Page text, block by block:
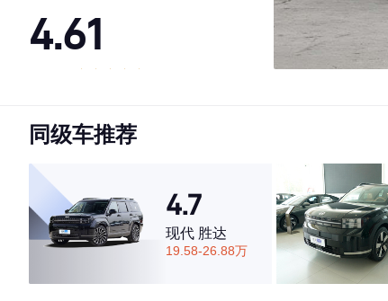
4.61
·内饰表现一般，低于67%同级车
·空间表现一般，低于67%同级车
同级车推荐
4.7
现代 胜达
19.58-26.88万